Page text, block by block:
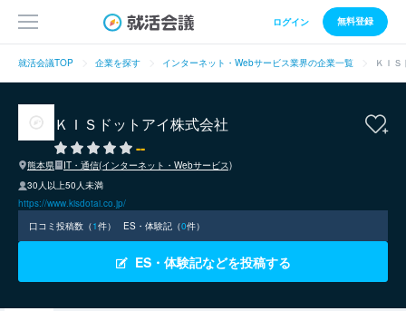
ログイン 無料登録
就活会議TOP 企業を探す インターネット・Webサービス業界の企業一覧 ＫＩ
ＫＩＳドットアイ株式会社
--
熊本県
IT・通信(インターネット・Webサービス)
30人以上50人未満
https://www.kisdotai.co.jp/
口コミ投稿数（1件） ES・体験記（0件）
ES・体験記などを投稿する